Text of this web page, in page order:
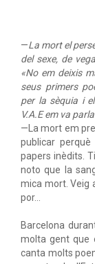
—La mort el
del sexe, de
«No em deixis
seus primers
per la sèquia i
V.A.E em va
—La mort em
publicar
papers inèdits.
noto que la
mica mort. Veig
por...
Barcelona
molta gent que
canta molts